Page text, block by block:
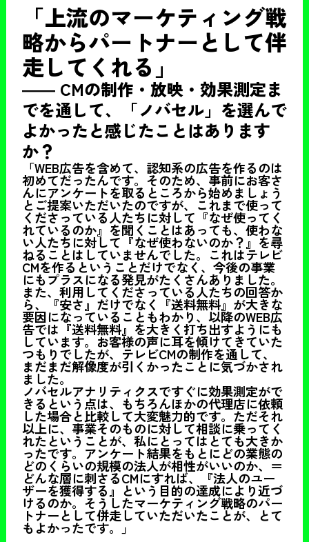
「上流のマーケティング戦
略からパートナーとして伴
走してくれる」
―― CMの制作・放映・効果測定ま
でを通して、「ノバセル」を選んで
よかったと感じたことはあります
か？
「WEB広告を含めて、認知系の広告を作るのは
初めてだったんです。そのため、事前にお客さ
んにアンケートを取るところから始めましょう
とご提案いただいたのですが、これまで使って
くださっている人たちに対して『なぜ使ってく
れているのか』を聞くことはあっても、使わな
い人たちに対して『なぜ使わないのか？』を尋
ねることはしていませんでした。これはテレビ
CMを作るということだけでなく、今後の事業
にもプラスになる発見がたくさんありました。
また、利用してくださっている人たちの回答か
ら、『安さ』だけでなく『送料無料』が大きな
要因になっていることもわかり、以降のWEB広
告では『送料無料』を大きく打ち出すようにも
しています。お客様の声に耳を傾けてきていた
つもりでしたが、テレビCMの制作を通して、
まだまだ解像度が引くかったことに気づかされ
ました。
ノバセルアナリティクスですぐに効果測定がで
きるという点は、もちろんほかの代理店に依頼
した場合と比較して大変魅力的です。ただそれ
以上に、事業そのものに対して相談に乗ってく
れたということが、私にとってはとても大きか
ったです。アンケート結果をもとにどの業態の
どのくらいの規模の法人が相性がいいのか、＝
どんな層に刺さるCMにすれば、『法人のユー
ザーを獲得する』という目的の達成により近づ
けるのか。そうしたマーケティング戦略のパー
トナーとして併走していただいたことが、とて
もよかったです。」